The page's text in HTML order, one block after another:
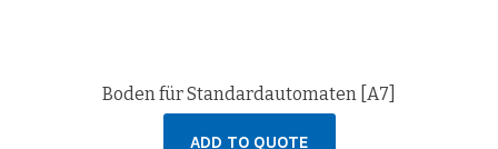
Boden für Standardautomaten [A7]
ADD TO QUOTE